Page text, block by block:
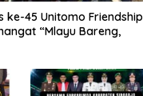
ke-45 Unitomo Friendship
“Mlayu Bareng,